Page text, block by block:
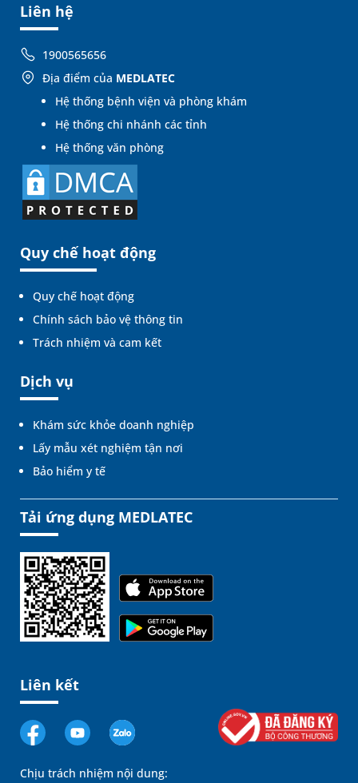
Liên hệ
1900565656
Địa điểm của MEDLATEC
Hệ thống bệnh viện và phòng khám
Hệ thống chi nhánh các tỉnh
Hệ thống văn phòng
Quy chế hoạt động
Quy chế hoạt động
Chính sách bảo vệ thông tin
Trách nhiệm và cam kết
Dịch vụ
Khám sức khỏe doanh nghiệp
Lấy mẫu xét nghiệm tận nơi
Bảo hiểm y tế
Tải ứng dụng MEDLATEC
Liên kết
Chịu trách nhiệm nội dung: